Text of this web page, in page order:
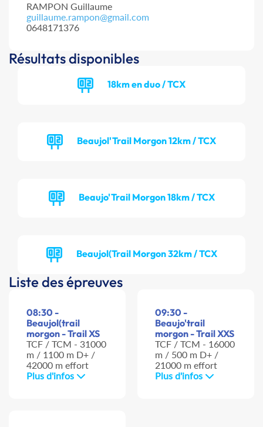
RAMPON Guillaume
guillaume.rampon@gmail.com
0648171376
Résultats disponibles
18km en duo / TCX
Beaujol'Trail Morgon 12km / TCX
Beaujo'Trail Morgon 18km / TCX
Beaujol(Trail Morgon 32km / TCX
Liste des épreuves
08:30 -
Beaujol(trail
morgon - Trail XS
TCF / TCM - 31000
m / 1100 m D+ /
42000 m effort
Plus d'infos
09:30 -
Beaujo'trail
morgon - Trail XXS
TCF / TCM - 16000
m / 500 m D+ /
21000 m effort
Plus d'infos